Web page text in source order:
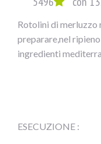
Rotolini di merluzzo
preparare,nel
ingredienti
ESECUZIONE :